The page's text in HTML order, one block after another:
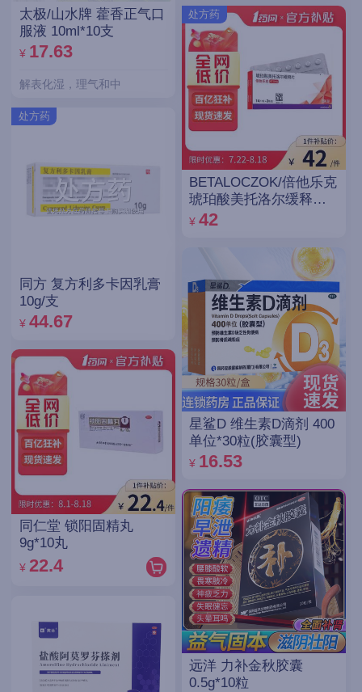
太极/山水牌 藿香正气口
服液 10ml*10支
¥ 17.63
解表化湿，理气和中
处方药
同方 复方利多卡因乳膏
10g/支
¥ 44.67
同仁堂 锁阳固精丸
9g*10丸
¥ 22.4
处方药
BETALOCZOK/倍他乐克
琥珀酸美托洛尔缓释片
47.5mg*14片*2板
¥ 42
星鲨D 维生素D滴剂 400
单位*30粒(胶囊型)
¥ 16.53
远洋 力补金秋胶囊
0.5g*10粒